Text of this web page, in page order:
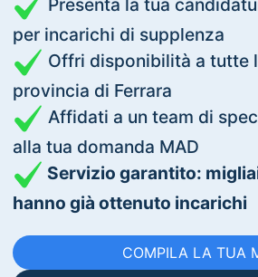
per incarichi di supplenza
Offri disponibilità a tutte
provincia di Ferrara
Affidati a un team di
alla tua domanda MAD
Servizio garantito:
hanno già ottenuto incarichi
COMPILA LA TUA